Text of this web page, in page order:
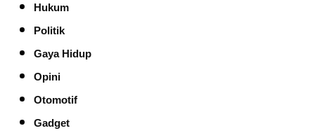
Hukum
Politik
Gaya Hidup
Opini
Otomotif
Gadget